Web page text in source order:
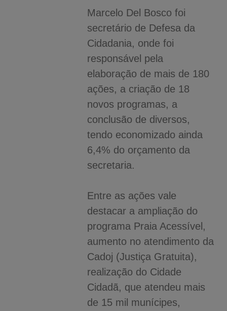
Marcelo Del Bosco foi
secretário de Defesa da
Cidadania, onde foi
responsável pela
elaboração de mais de 180
ações, a criação de 18
novos programas, a
conclusão de diversos,
tendo economizado ainda
6,4% do orçamento da
secretaria.
Entre as ações vale
destacar a ampliação do
programa Praia Acessível,
aumento no atendimento da
Cadoj (Justiça Gratuita),
realização do Cidade
Cidadã, que atendeu mais
de 15 mil munícipes,